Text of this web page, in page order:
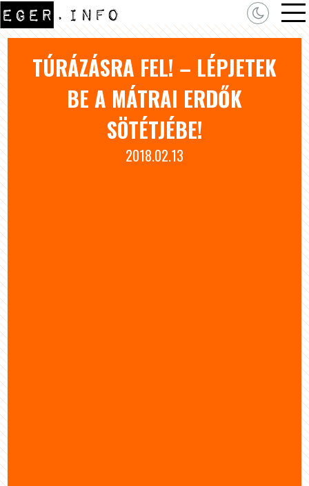
TÚRÁZÁSRA FEL! – LÉPJETEK
BE A MÁTRAI ERDŐK
SÖTÉTJÉBE!
2018.02.13